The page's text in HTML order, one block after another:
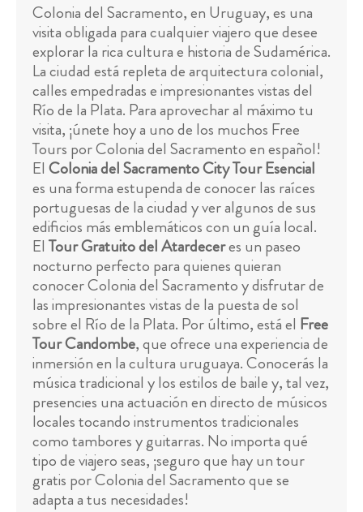
Colonia del Sacramento, en Uruguay, es una
visita obligada para cualquier viajero que desee
explorar la rica cultura e historia de Sudamérica.
La ciudad está repleta de arquitectura colonial,
calles empedradas e impresionantes vistas del
Río de la Plata. Para aprovechar al máximo tu
visita, ¡únete hoy a uno de los muchos Free
Tours por Colonia del Sacramento en español!
El Colonia del Sacramento City Tour Esencial
es una forma estupenda de conocer las raíces
portuguesas de la ciudad y ver algunos de sus
edificios más emblemáticos con un guía local.
El Tour Gratuito del Atardeceres un paseo
nocturno perfecto para quienes quieran
conocer Colonia del Sacramento y disfrutar de
las impresionantes vistas de la puesta de sol
sobre el Río de la Plata. Por último, está el Free
Tour Candombe, que ofrece una experiencia de
inmersión en la cultura uruguaya. Conocerás la
música tradicional y los estilos de baile y, tal vez,
presencies una actuación en directo de músicos
locales tocando instrumentos tradicionales
como tambores y guitarras. No importa qué
tipo de viajero seas, ¡seguro que hay un tour
gratis por Colonia del Sacramento que se
adapta a tus necesidades!